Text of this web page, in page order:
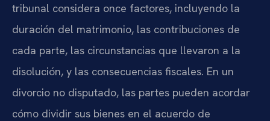
tribunal considera once factores, incluyendo la
duración del matrimonio, las contribuciones de
cada parte, las circunstancias que llevaron a la
disolución, y las consecuencias fiscales. En un
divorcio no disputado, las partes pueden acordar
cómo dividir sus bienes en el acuerdo de